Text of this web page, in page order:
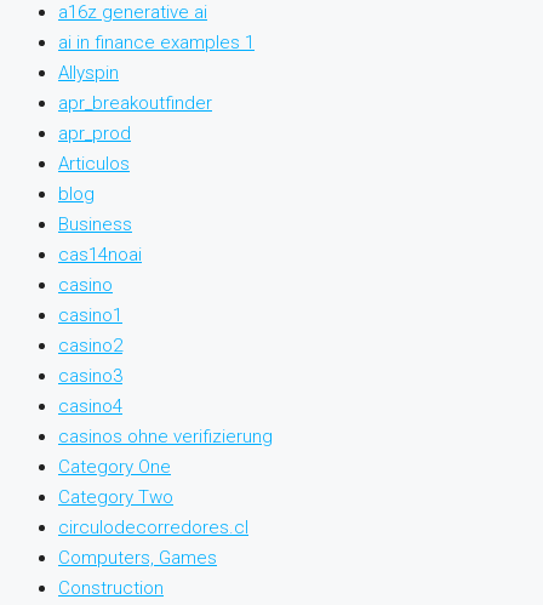
a16z generative ai
ai in finance examples 1
Allyspin
apr_breakoutfinder
apr_prod
Articulos
blog
Business
cas14noai
casino
casino1
casino2
casino3
casino4
casinos ohne verifizierung
Category One
Category Two
circulodecorredores.cl
Computers, Games
Construction